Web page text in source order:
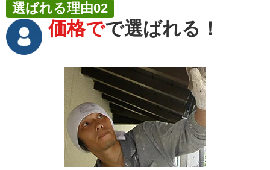
価格でで選ばれる！
選ばれる理由02